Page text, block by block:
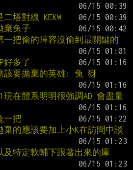
塔對線 KEKW
棄兔子
一把偷的陣容沒偷到最關鍵的
好多了
該要拋棄的英雄: 兔 犽
現在體系明明很強調AD 會盡量
一把
的應該要加上小K在訪問中談
及特定軟輔下跟著出來的庫